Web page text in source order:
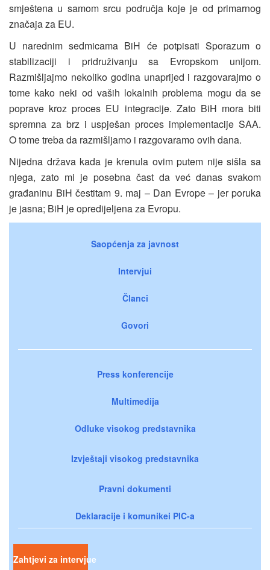
smještena u samom srcu područja koje je od primarnog
značaja za EU.
U narednim sedmicama BiH će potpisati Sporazum o
stabilizaciji i pridruživanju sa Evropskom unijom.
Razmišljajmo nekoliko godina unaprijed i razgovarajmo o
tome kako neki od vaših lokalnih problema mogu da se
poprave kroz proces EU integracije. Zato BiH mora biti
spremna za brz i uspješan proces implementacije SAA.
O tome treba da razmišljamo i razgovaramo ovih dana.
Nijedna država kada je krenula ovim putem nije sišla sa
njega, zato mi je posebna čast da već danas svakom
građaninu BiH čestitam 9. maj – Dan Evrope – jer poruka
je jasna; BiH je opredijeljena za Evropu.
Saopćenja za javnost
Intervjui
Članci
Govori
Press konferencije
Multimedija
Odluke visokog predstavnika
Izvještaji visokog predstavnika
Pravni dokumenti
Deklaracije i komunikei PIC-a
Zahtjevi za intervjue